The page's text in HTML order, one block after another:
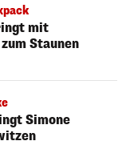
mit
Staunen
Simone